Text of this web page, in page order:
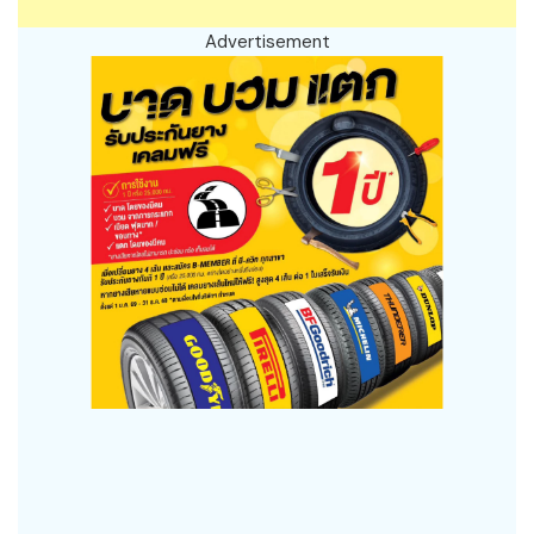
Advertisement